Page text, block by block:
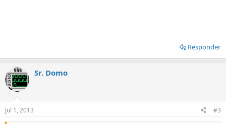
Responder
Sr. Domo
Jul 1, 2013 #3